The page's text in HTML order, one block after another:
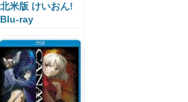
北米版 けいおん!
Blu-ray